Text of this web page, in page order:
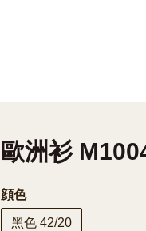
歐洲衫
顔色
黑色 42/20